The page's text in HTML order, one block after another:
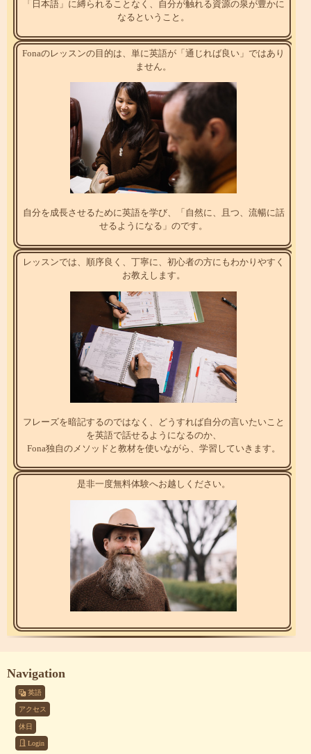
「日本語」に縛られることなく、自分が触れる資源の泉が豊かに
なるということ。
Fonaのレッスンの目的は、単に英語が「通じれば良い」ではあり
ません。
自分を成長させるために英語を学び、「自然に、且つ、流暢に話
せるようになる」のです。
レッスンでは、順序良く、丁寧に、初心者の方にもわかりやすく
お教えします。
フレーズを暗記するのではなく、どうすれば自分の言いたいこと
を英語で話せるようになるのか、
Fona独自のメソッドと教材を使いながら、学習していきます。
是非一度無料体験へお越しください。
Navigation
英語
アクセス
休日
Login